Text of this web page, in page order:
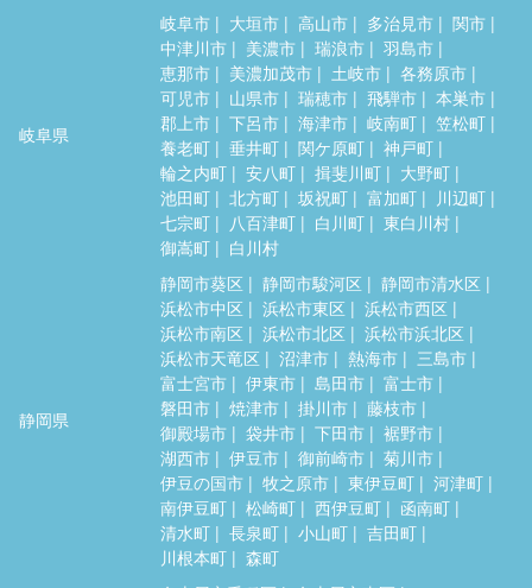
岐阜県
岐阜市 大垣市 高山市 多治見市
関市
中津川市
美濃市 瑞浪市
羽島市
恵那市
美濃加茂市 土岐市
各務原市
可児市
山県市 瑞穂市 飛騨市
本巣市
郡上市
下呂市 海津市 岐南町
笠松町
養老町
垂井町 関ケ原町
神戸町
輪之内町
安八町 揖斐川町
大野町
池田町
北方町 坂祝町 富加町
川辺町
七宗町
八百津町 白川町
東白川村
御嵩町
白川村
静岡県
静岡市葵区 静岡市駿河区
静岡市清水区
浜松市中区
浜松市東区
浜松市西区
浜松市南区
浜松市北区
浜松市浜北区
浜松市天竜区
沼津市 熱海市
三島市
富士宮市
伊東市 島田市
富士市
磐田市
焼津市 掛川市
藤枝市
御殿場市
袋井市 下田市
裾野市
湖西市
伊豆市 御前崎市
菊川市
伊豆の国市
牧之原市 東伊豆町
河津町
南伊豆町
松崎町 西伊豆町
函南町
清水町
長泉町 小山町
吉田町
川根本町
森町